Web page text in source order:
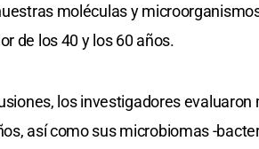
moléculas y
de los 40 y los 60 años.
los investigadores
así como sus microbiomas -